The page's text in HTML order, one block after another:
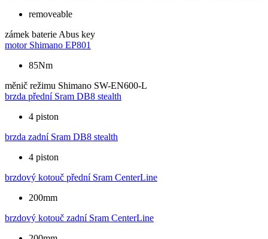
removeable
zámek baterie Abus key
motor Shimano EP801
85Nm
měnič režimu Shimano SW-EN600-L
brzda přední Sram DB8 stealth
4 piston
brzda zadní Sram DB8 stealth
4 piston
brzdový kotouč přední Sram CenterLine
200mm
brzdový kotouč zadní Sram CenterLine